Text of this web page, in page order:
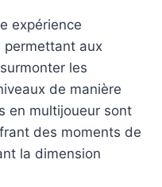
expérience
permettant aux
les
de manière
en multijoueur sont
des moments de
la dimension